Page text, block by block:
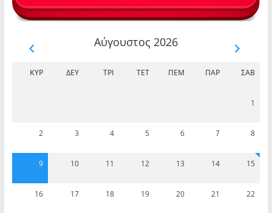
Αύγουστος 2026
ΚΥΡ ΔΕΥ ΤΡΊ ΤΕΤ ΠΈΜ ΠΑΡ ΣΆΒ
1
2 3 4 5 6 7 8
9 10 11 12 13 14 15
16 17 18 19 20 21 22